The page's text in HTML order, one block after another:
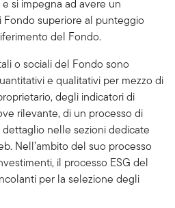
si impegna ad avere un
superiore al punteggio
del Fondo.
o sociali del Fondo sono
e qualitativi per mezzo di
degli indicatori di
rilevante, di un processo di
nelle sezioni dedicate
Nell’ambito del suo processo
il processo ESG del
per la selezione degli